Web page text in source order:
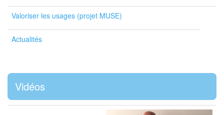
Valoriser les usages (projet MUSE)
Actualités
Vidéos